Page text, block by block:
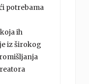
potrebama
ih
iz širokog